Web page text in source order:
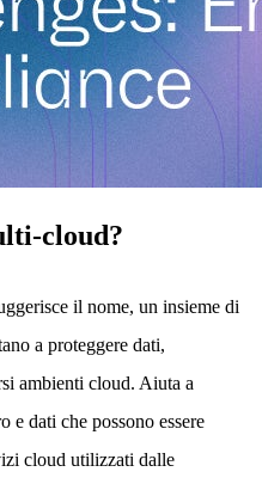
cloud?
il nome, un insieme di
a proteggere dati,
ambienti cloud. Aiuta a
e dati che possono essere
cloud utilizzati dalle